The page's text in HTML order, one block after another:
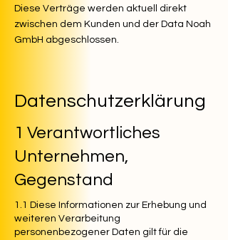
Diese Verträge werden aktuell direkt
zwischen dem Kunden und der Data Noah
GmbH abgeschlossen.
Datenschutzerklärung
1 Verantwortliches
Unternehmen,
Gegenstand
1.1 Diese Informationen zur Erhebung und
weiteren Verarbeitung
personenbezogener Daten gilt für die